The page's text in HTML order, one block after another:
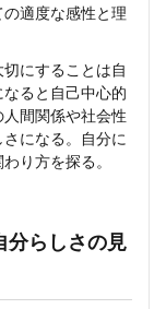
適度な感性と理
にすることは自
ると自己中心的
間関係や社会性
になる。自分に
り方を探る。
分らしさの見